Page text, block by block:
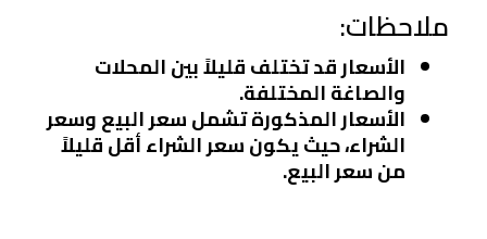
ملاحظات:
الأسعار قد تختلف قليلاً بين المحلات
والصاغة المختلفة.
الأسعار المذكورة تشمل سعر البيع وسعر
الشراء، حيث يكون سعر الشراء أقل قليلاً
من سعر البيع.